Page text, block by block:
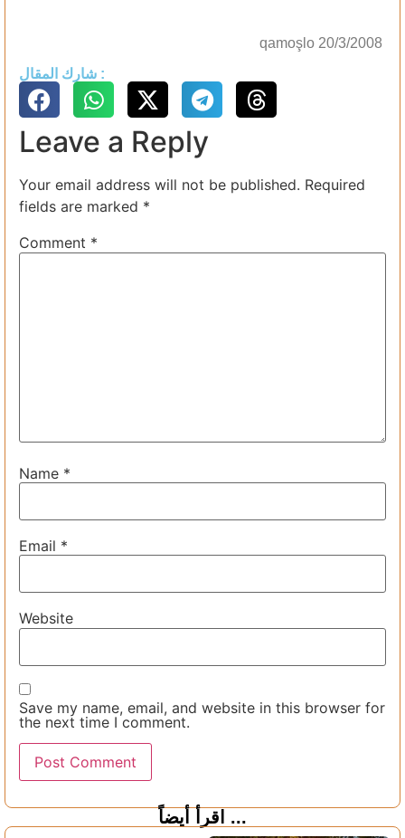
qamoşlo 20/3/2008
شارك المقال :
Leave a Reply
Your email address will not be published. Required
fields are marked *
Comment *
Name *
Email *
Website
Save my name, email, and website in this browser for
the next time I comment.
اقرأ أيضاً ...